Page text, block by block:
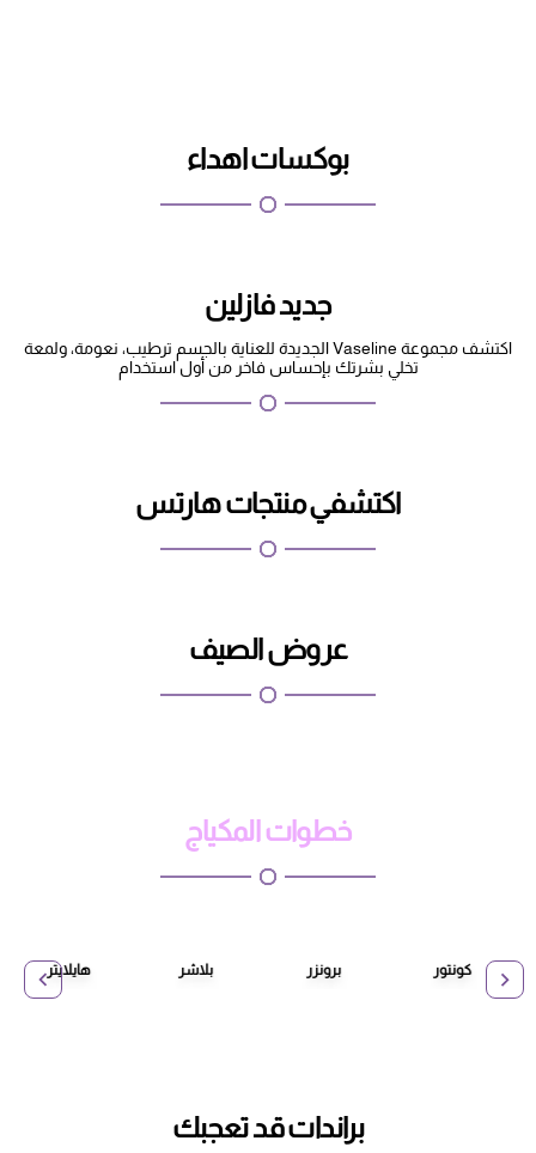
بوكسات اهداء
جديد فازلين
اكتشف مجموعة Vaseline الجديدة للعناية بالجسم ترطيب، نعومة، ولمعة
تخلي بشرتك بإحساس فاخر من أول استخدام
اكتشفي منتجات هارتس
عروض الصيف
خطوات المكياج
كونتور برونزر بلاشر هايلايتر
براندات قد تعجبك